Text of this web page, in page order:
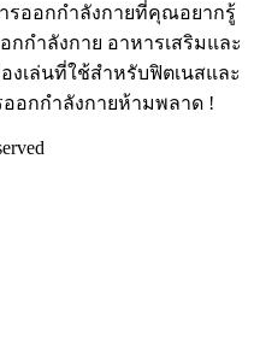
ารออกกำลังกายที่คุณอยากรู้
กำลังกาย อาหารเสริมและ
งเล่นที่ใช้สำหรับฟิตเนสและ
อกกำลังกายห้ามพลาด !